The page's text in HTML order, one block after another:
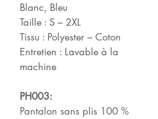
Blanc, Bleu
Taille : S – 2XL
Tissu : Polyester – Coton
Entretien : Lavable à la
machine
PH003:
Pantalon sans plis 100 %